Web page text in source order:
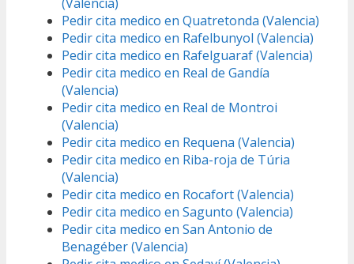
Pedir cita medico en Quatretonda (Valencia)
Pedir cita medico en Rafelbunyol (Valencia)
Pedir cita medico en Rafelguaraf (Valencia)
Pedir cita medico en Real de Gandía
(Valencia)
Pedir cita medico en Real de Montroi
(Valencia)
Pedir cita medico en Requena (Valencia)
Pedir cita medico en Riba-roja de Túria
(Valencia)
Pedir cita medico en Rocafort (Valencia)
Pedir cita medico en Sagunto (Valencia)
Pedir cita medico en San Antonio de
Benagéber (Valencia)